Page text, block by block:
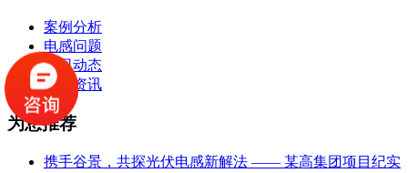
案例分析
电感问题
公司动态
业界资讯
为您推荐
携手谷景，共探光伏电感新解法 —— 某高集团项目纪实